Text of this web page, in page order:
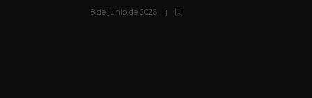
8 de junio de 2026